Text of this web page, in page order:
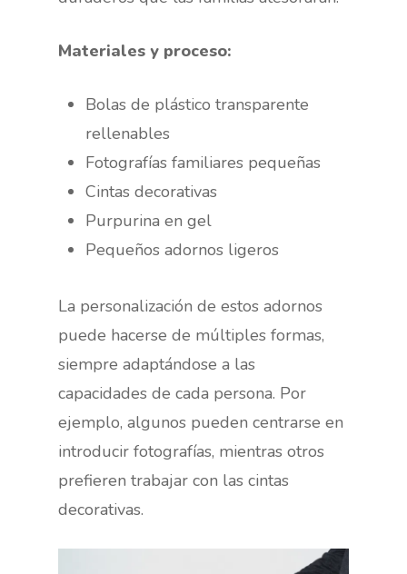
Materiales y proceso:
Bolas de plástico transparente
rellenables
Fotografías familiares pequeñas
Cintas decorativas
Purpurina en gel
Pequeños adornos ligeros
La personalización de estos adornos
puede hacerse de múltiples formas,
siempre adaptándose a las
capacidades de cada persona. Por
ejemplo, algunos pueden centrarse en
introducir fotografías, mientras otros
prefieren trabajar con las cintas
decorativas.